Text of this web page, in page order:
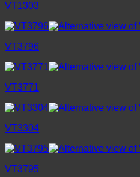
VT1303
VT3796
VT3771
VT3304
VT3795